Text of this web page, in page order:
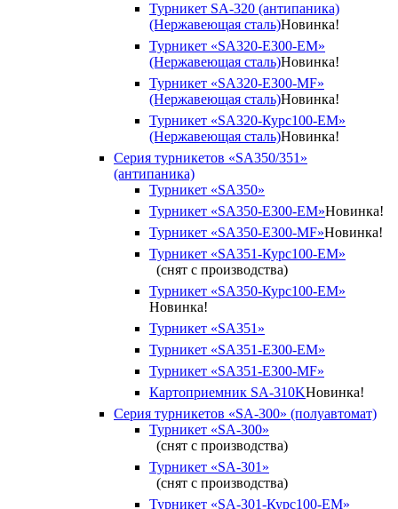
Турникет SA-320 (антипаника)
(Нержавеющая сталь)Новинка!
Турникет «SA320-Е300-EM»
(Нержавеющая сталь)Новинка!
Турникет «SA320-Е300-MF»
(Нержавеющая сталь)Новинка!
Турникет «SA320-Курс100-EM»
(Нержавеющая сталь)Новинка!
Серия турникетов «SA350/351»
(антипаника)
Турникет «SA350»
Турникет «SA350-Е300-EM»Новинка!
Турникет «SA350-Е300-MF»Новинка!
Турникет «SA351-Курс100-ЕМ»
(снят с производства)
Турникет «SA350-Курс100-EM»
Новинка!
Турникет «SA351»
Турникет «SA351-Е300-ЕМ»
Турникет «SA351-Е300-MF»
Картоприемник SA-310KНовинка!
Серия турникетов «SA-300» (полуавтомат)
Турникет «SA-300»
(снят с производства)
Турникет «SA-301»
(снят с производства)
Турникет «SA-301-Курс100-ЕМ»